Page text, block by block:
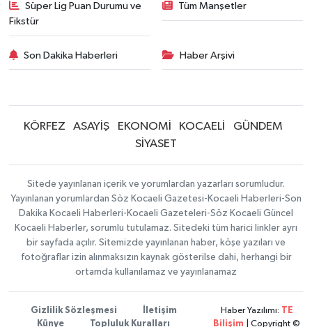
Süper Lig Puan Durumu ve
Fikstür
Tüm Manşetler
Son Dakika Haberleri Haber Arşivi
KÖRFEZ ASAYİŞ EKONOMİ KOCAELİ
GÜNDEM
SİYASET
Sitede yayınlanan içerik ve yorumlardan yazarları sorumludur.
Yayınlanan yorumlardan Söz Kocaeli Gazetesi-Kocaeli Haberleri-Son
Dakika Kocaeli Haberleri-Kocaeli Gazeteleri-Söz Kocaeli Güncel
Kocaeli Haberler, sorumlu tutulamaz. Sitedeki tüm harici linkler ayrı
bir sayfada açılır. Sitemizde yayınlanan haber, köşe yazıları ve
fotoğraflar izin alınmaksızın kaynak gösterilse dahi, herhangi bir
ortamda kullanılamaz ve yayınlanamaz
Gizlilik Sözleşmesi
İletişim
Künye
Topluluk Kuralları
Haber Yazılımı:
TE
Bilişim | Copyright ©